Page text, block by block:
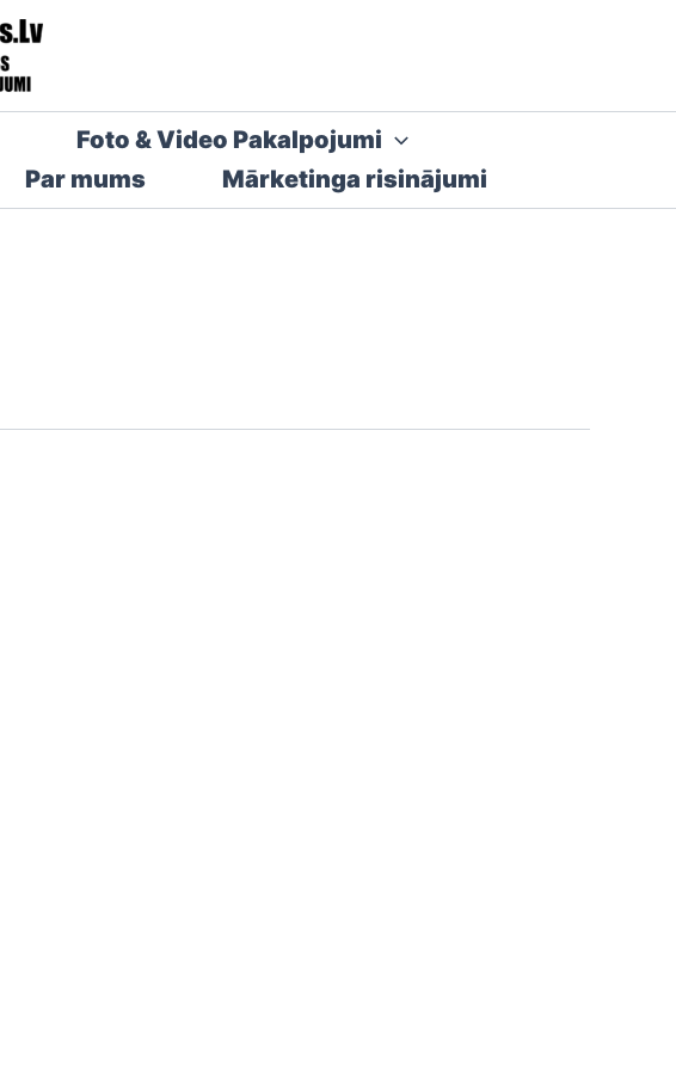
Foto & Video Pakalpojumi
Par mums Mārketinga risinājumi